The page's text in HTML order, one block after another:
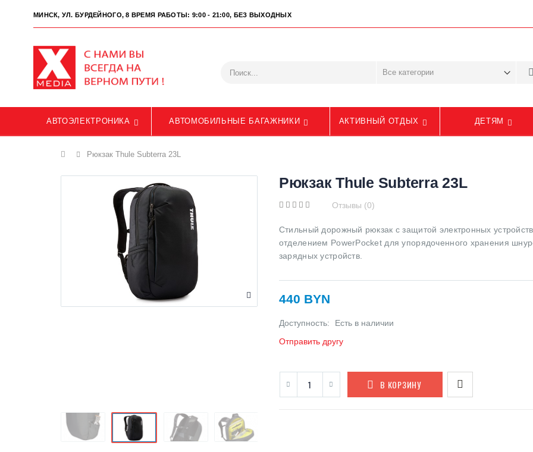
МИНСК, УЛ. БУРДЕЙНОГО, 8 ВРЕМЯ РАБОТЫ: 9:00 - 21:00, БЕЗ ВЫХОДНЫХ
АВТОЭЛЕКТРОНИКА АВТОМОБИЛЬНЫЕ БАГАЖНИКИ АКТИВНЫЙ ОТДЫХ ДЕТЯМ
Главная
Рюкзак Thule Subterra 23L
Рюкзак Thule Subterra 23L
Отзывы (0)
Стильный дорожный рюкзак с защитой электронных
отделением PowerPocket для упорядоченного хранения
зарядных устройств.
440 BYN
Доступность:
Есть в наличии
Отправить другу
В КОРЗИНУ